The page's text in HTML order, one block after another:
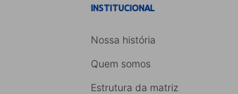
INSTITUCIONAL
Nossa história
Quem somos
Estrutura da matriz